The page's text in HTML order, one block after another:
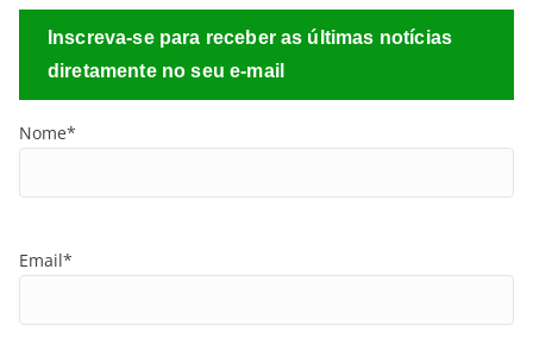
Inscreva-se para receber as últimas notícias
diretamente no seu e-mail
Nome*
Email*